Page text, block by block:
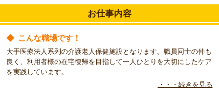
お仕事内容
◆ こんな職場です！
大手医療法人系列の介護老人保健施設となります。職員同士の仲も
良く、利用者様の在宅復帰を目指して一人ひとりを大切にしたケア
を実践しています。
・・・続きを見る